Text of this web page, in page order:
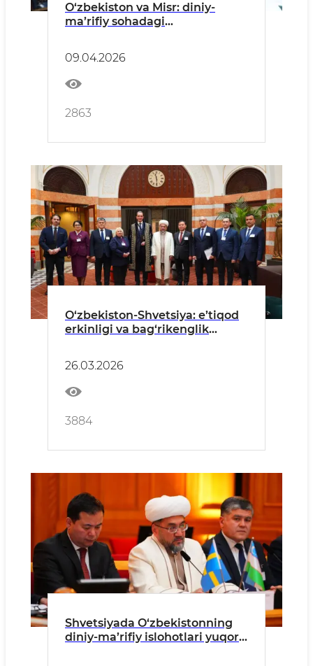
O‘zbekiston va Misr: diniy-
ma’rifiy sohadagi
09.04.2026
2863
O‘zbekiston-Shvetsiya: e’tiqod
erkinligi va bag‘rikenglik
26.03.2026
3884
Shvetsiyada O‘zbekistonning
diniy-ma’rifiy islohotlari yuqori